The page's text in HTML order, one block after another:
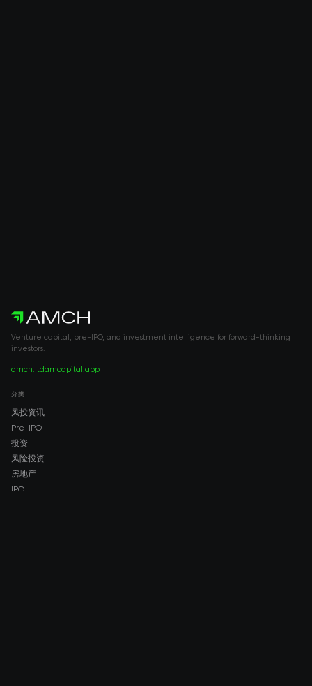
Venture capital, pre-IPO, and investment intelligence for forward-thinking
investors.
amch.ltdamcapital.app
分类
风投资讯
Pre-IPO
投资
风险投资
房地产
IPO